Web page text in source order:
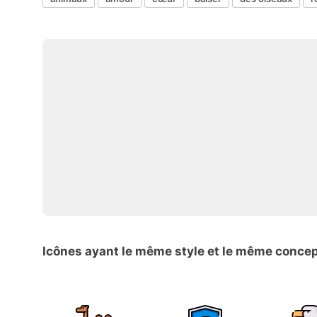
Icônes ayant le même style et le même